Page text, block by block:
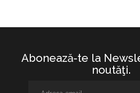
Abonează-te la
noutăţi.